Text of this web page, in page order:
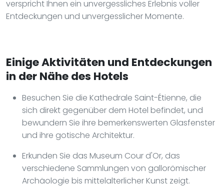
verspricht Ihnen ein unvergessliches Erlebnis voller
Entdeckungen und unvergesslicher Momente.
Einige Aktivitäten und Entdeckungen
in der Nähe des Hotels
Besuchen Sie die Kathedrale Saint-Étienne, die
sich direkt gegenüber dem Hotel befindet, und
bewundern Sie ihre bemerkenswerten Glasfenster
und ihre gotische Architektur.
Erkunden Sie das Museum Cour d'Or, das
verschiedene Sammlungen von gallorömischer
Archäologie bis mittelalterlicher Kunst zeigt.